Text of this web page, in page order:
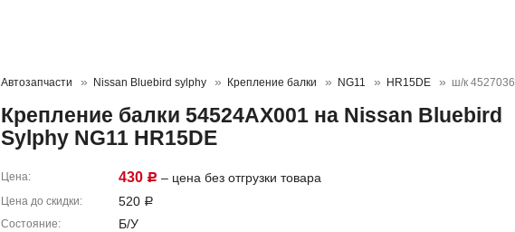
Автозапчасти Nissan Bluebird sylphy Крепление балки NG11 HR15DE ш/к 4527036
Крепление балки 54524AX001 на Nissan Bluebird
Sylphy NG11 HR15DE
Цена 430 Р – цена без отгрузки товара
Цена до скидки 520 Р
Состояние Б/У